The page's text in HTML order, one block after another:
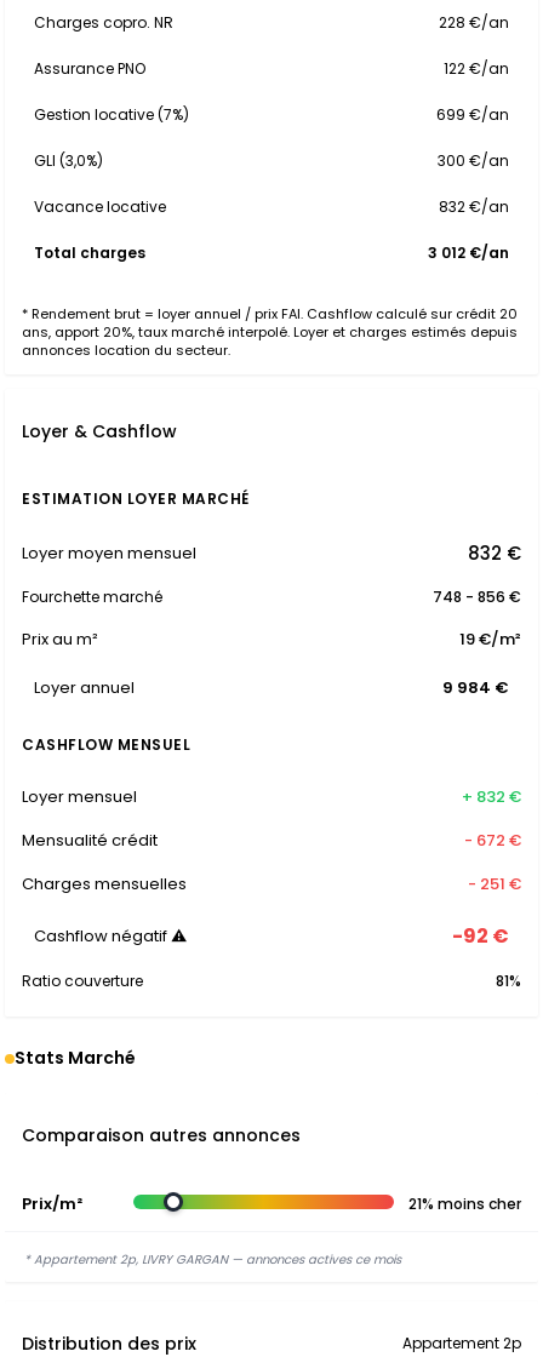
Charges copro. NR 228 €/an
Assurance PNO 122 €/an
Gestion locative (7%) 699 €/an
GLI (3,0%) 300 €/an
Vacance locative 832 €/an
Total charges 3 012 €/an
* Rendement brut = loyer annuel / prix FAI. Cashflow calculé sur crédit 20
ans, apport 20%, taux marché interpolé. Loyer et charges estimés depuis
annonces location du secteur.
Loyer & Cashflow
ESTIMATION LOYER MARCHÉ
Loyer moyen mensuel 832 €
Fourchette marché 748 - 856 €
Prix au m² 19 €/m²
Loyer annuel 9 984 €
CASHFLOW MENSUEL
Loyer mensuel
+ 832 €
Mensualité crédit
- 672 €
Charges mensuelles
- 251 €
Cashflow négatif ⚠ -92 €
Ratio couverture 81%
Stats Marché
Comparaison autres annonces
Prix/m² 21% moins cher
* Appartement 2p, LIVRY GARGAN — annonces actives ce mois
Distribution des prix Appartement 2p